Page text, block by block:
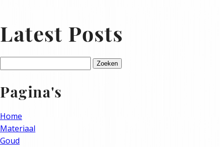
Latest Posts
Pagina's
Home
Materiaal
Goud